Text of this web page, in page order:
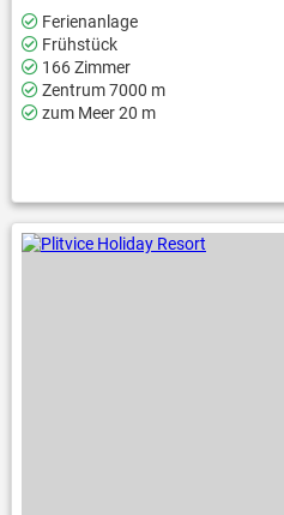
Ferienanlage
Frühstück
166 Zimmer
Zentrum 7000 m
zum Meer 20 m